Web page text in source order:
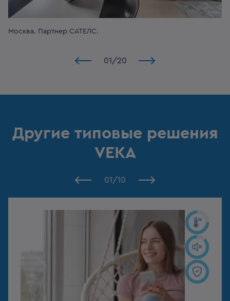
01 /20
Москва. Партнер САТЕЛС.
Другие типовые решения
VEKA
01 /10